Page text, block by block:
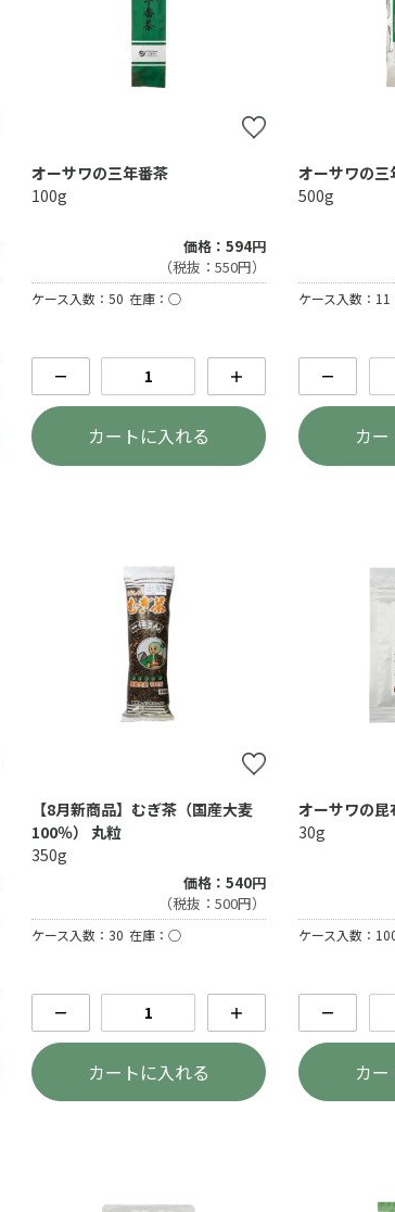
オーサワの三年番茶
100g
価格：594円
（税抜：550円）
ケース入数：50 在庫：○
－ ＋
カートに入れる
オーサワの三
500g
ケース入数：11
－
カ
【8月新商品】むぎ茶（国産大麦
100％） 丸粒
350g
価格：540円
（税抜：500円）
ケース入数：30 在庫：○
－ ＋
カートに入れる
オーサワの昆
30g
ケース入数：
－
カ